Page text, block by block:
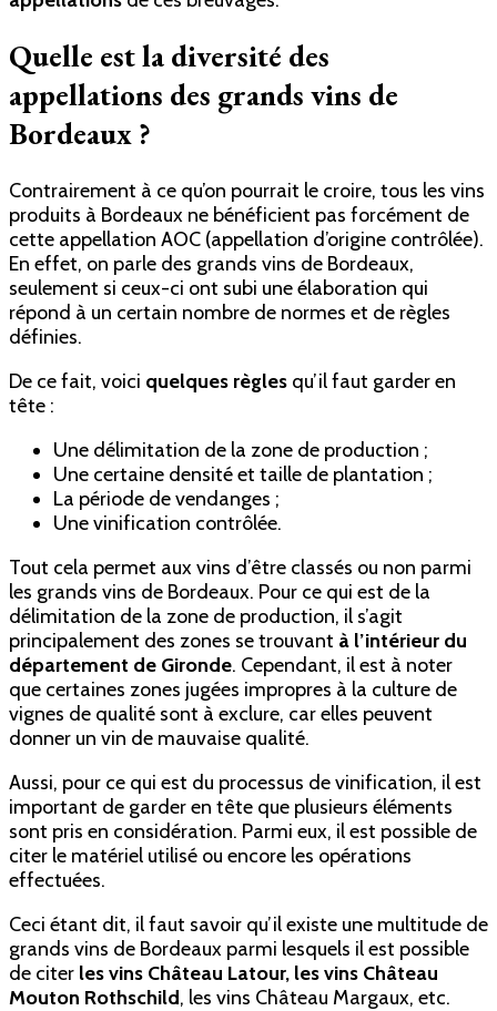
Quelle est la diversité des
appellations des grands vins de
Bordeaux ?
Contrairement à ce qu’on pourrait le croire, tous les vins
produits à Bordeaux ne bénéficient pas forcément de
cette appellation AOC (appellation d’origine contrôlée).
En effet, on parle des grands vins de Bordeaux,
seulement si ceux-ci ont subi une élaboration qui
répond à un certain nombre de normes et de règles
définies.
De ce fait, voici quelques règles qu’il faut garder en
tête :
Une délimitation de la zone de production ;
Une certaine densité et taille de plantation ;
La période de vendanges ;
Une vinification contrôlée.
Tout cela permet aux vins d’être classés ou non parmi
les grands vins de Bordeaux. Pour ce qui est de la
délimitation de la zone de production, il s’agit
principalement des zones se trouvant à l’intérieur du
département de Gironde. Cependant, il est à noter
que certaines zones jugées impropres à la culture de
vignes de qualité sont à exclure, car elles peuvent
donner un vin de mauvaise qualité.
Aussi, pour ce qui est du processus de vinification, il est
important de garder en tête que plusieurs éléments
sont pris en considération. Parmi eux, il est possible de
citer le matériel utilisé ou encore les opérations
effectuées.
Ceci étant dit, il faut savoir qu’il existe une multitude de
grands vins de Bordeaux parmi lesquels il est possible
de citer les vins Château Latour, les vins Château
Mouton Rothschild, les vins Château Margaux, etc.